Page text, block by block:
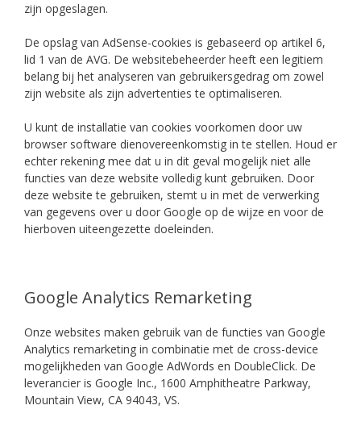
zijn opgeslagen.
De opslag van AdSense-cookies is gebaseerd op artikel 6,
lid 1 van de AVG. De websitebeheerder heeft een legitiem
belang bij het analyseren van gebruikersgedrag om zowel
zijn website als zijn advertenties te optimaliseren.
U kunt de installatie van cookies voorkomen door uw
browser software dienovereenkomstig in te stellen. Houd er
echter rekening mee dat u in dit geval mogelijk niet alle
functies van deze website volledig kunt gebruiken. Door
deze website te gebruiken, stemt u in met de verwerking
van gegevens over u door Google op de wijze en voor de
hierboven uiteengezette doeleinden.
Google Analytics Remarketing
Onze websites maken gebruik van de functies van Google
Analytics remarketing in combinatie met de cross-device
mogelijkheden van Google AdWords en DoubleClick. De
leverancier is Google Inc., 1600 Amphitheatre Parkway,
Mountain View, CA 94043, VS.